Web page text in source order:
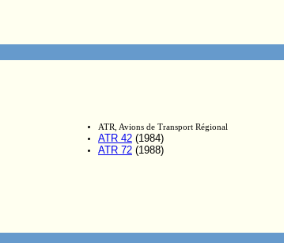
ATR, Avions de Transport Régional
ATR 42 (1984)
ATR 72 (1988)